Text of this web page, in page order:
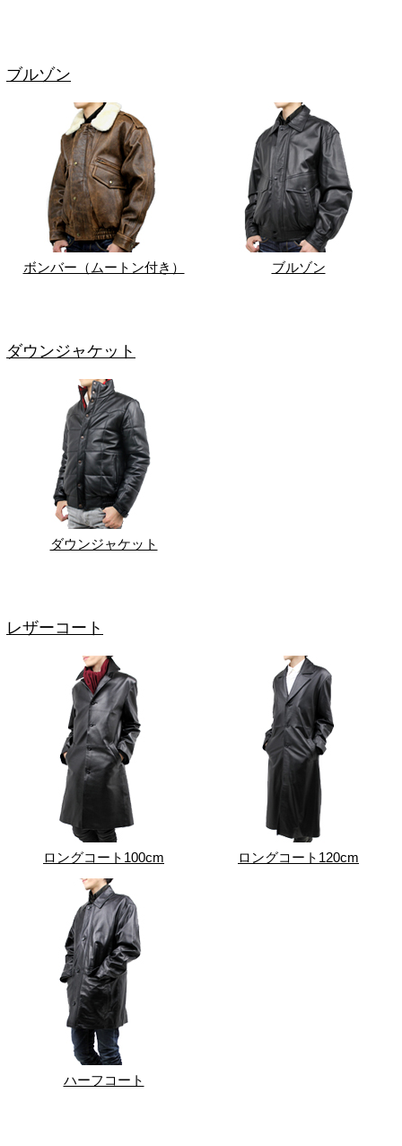
ブルゾン
ボンバー（ムートン付き） ブルゾン
ダウンジャケット
ダウンジャケット
レザーコート
ロングコート100cm ロングコート120cm
ハーフコート